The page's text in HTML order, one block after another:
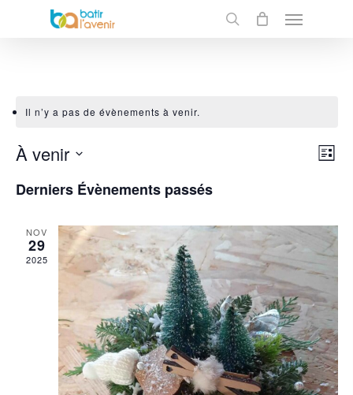
Il n’y a pas de évènements à venir.
Liste
À venir
une
Derniers Évènements passés
NOV
29
2025